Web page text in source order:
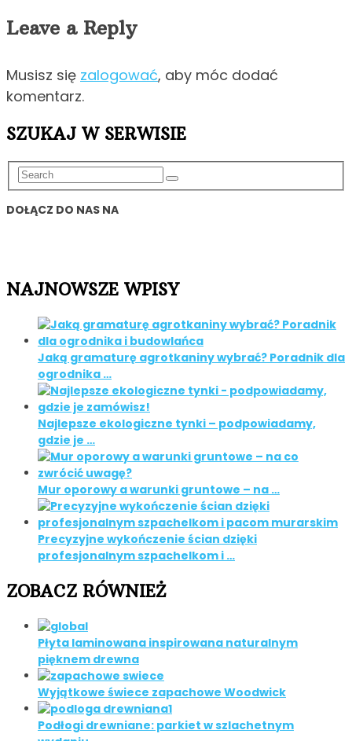
Leave a Reply
Musisz się zalogować, aby móc dodać
komentarz.
SZUKAJ W SERWISIE
DOŁĄCZ DO NAS NA
NAJNOWSZE WPISY
Jaką gramaturę agrotkaniny wybrać? Poradnik dla
ogrodnika …
Najlepsze ekologiczne tynki – podpowiadamy,
gdzie je …
Mur oporowy a warunki gruntowe – na …
Precyzyjne wykończenie ścian dzięki
profesjonalnym szpachelkom i …
ZOBACZ RÓWNIEŻ
Płyta laminowana inspirowana naturalnym
pięknem drewna
Wyjątkowe świece zapachowe Woodwick
Podłogi drewniane: parkiet w szlachetnym